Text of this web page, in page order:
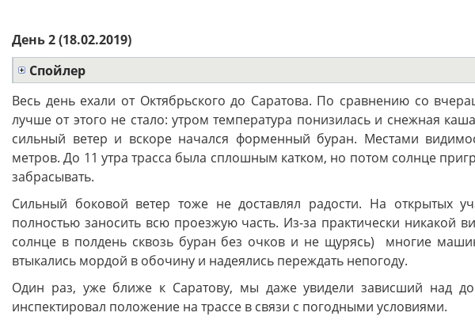
День 2 (18.02.2019)
Спойлер
Весь день ехали от Октябрьского до Саратова. По сравнению со
лучше от этого не стало: утром температура понизилась и снежная
сильный ветер и вскоре начался форменный буран. Местами
метров. До 11 утра трасса была сплошным катком, но потом солнце
забрасывать.
Сильный боковой ветер тоже не доставлял радости. На открытых
полностью заносить всю проезжую часть. Из-за практически никакой
солнце в полдень сквозь буран без очков и не щурясь) многие
втыкались мордой в обочину и надеялись переждать непогоду.
Один раз, уже ближе к Саратову, мы даже увидели зависший над
инспектировал положение на трассе в связи с погодными условиями.